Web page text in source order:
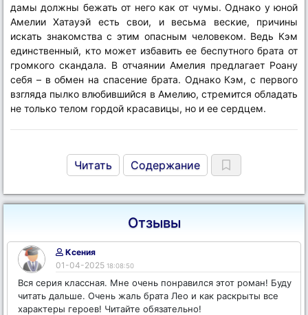
дамы должны бежать от него как от чумы. Однако у юной
Амелии Хатауэй есть свои, и весьма веские, причины
искать знакомства с этим опасным человеком. Ведь Кэм
единственный, кто может избавить ее беспутного брата от
громкого скандала. В отчаянии Амелия предлагает Роану
себя – в обмен на спасение брата. Однако Кэм, с первого
взгляда пылко влюбившийся в Амелию, стремится обладать
не только телом гордой красавицы, но и ее сердцем.
Читать Содержание
Отзывы
Ксения
01-04-2025 18:08:50
Вся серия классная. Мне очень понравился этот роман! Буду
читать дальше. Очень жаль брата Лео и как раскрыты все
характеры героев! Читайте обязательно!